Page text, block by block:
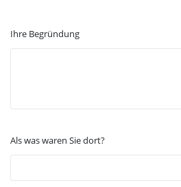
Ihre Begründung
Als was waren Sie dort?